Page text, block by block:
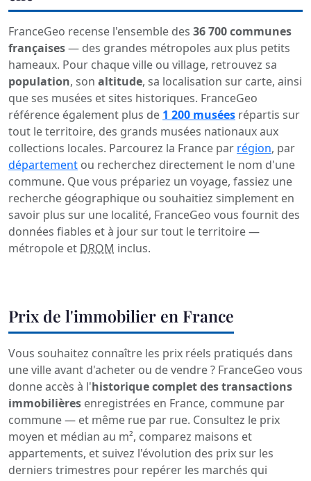
FranceGeo recense l'ensemble des 36 700 communes
françaises— des grandes métropoles aux plus petits
hameaux. Pour chaque ville ou village, retrouvez sa
population, son altitude, sa localisation sur carte, ainsi
que ses musées et sites historiques. FranceGeo
référence également plus de 1 200 musées répartis sur
tout le territoire, des grands musées nationaux aux
collections locales. Parcourez la France par région, par
département ou recherchez directement le nom d'une
commune. Que vous prépariez un voyage, fassiez une
recherche géographique ou souhaitiez simplement en
savoir plus sur une localité, FranceGeo vous fournit des
données fiables et à jour sur tout le territoire —
métropole et DROM inclus.
Prix de l'immobilier en France
Vous souhaitez connaître les prix réels pratiqués dans
une ville avant d'acheter ou de vendre ? FranceGeo vous
donne accès à l'historique complet des transactions
immobilières enregistrées en France, commune par
commune — et même rue par rue. Consultez le prix
moyen et médian au m², comparez maisons et
appartements, et suivez l'évolution des prix sur les
derniers trimestres pour repérer les marchés qui